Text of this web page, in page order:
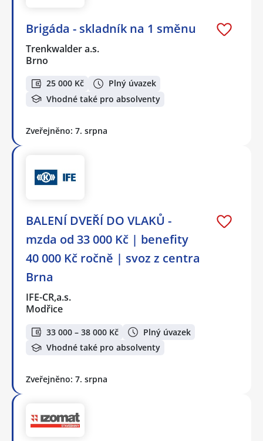
Brigáda - skladník na 1 směnu
Trenkwalder a.s.
Brno
25 000 Kč
Plný úvazek
Vhodné také pro absolventy
Zveřejněno: 7. srpna
BALENÍ DVEŘÍ DO VLAKŮ -
mzda od 33 000 Kč | benefity
40 000 Kč ročně | svoz z centra
Brna
IFE-CR,a.s.
Modřice
33 000 – 38 000 Kč
Plný úvazek
Vhodné také pro absolventy
Zveřejněno: 7. srpna